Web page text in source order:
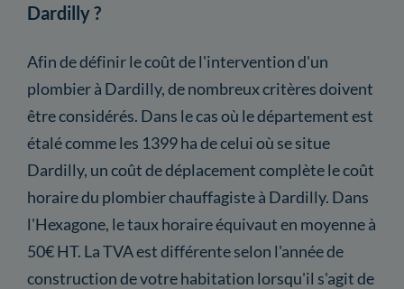
Dardilly ?
Afin de définir le coût de l'intervention d'un
plombier à Dardilly, de nombreux critères doivent
être considérés. Dans le cas où le département est
étalé comme les 1399 ha de celui où se situe
Dardilly, un coût de déplacement complète le coût
horaire du plombier chauffagiste à Dardilly. Dans
l'Hexagone, le taux horaire équivaut en moyenne à
50€ HT. La TVA est différente selon l'année de
construction de votre habitation lorsqu'il s'agit de